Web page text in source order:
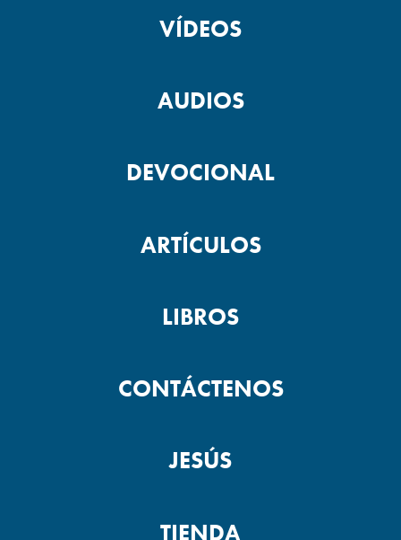
VÍDEOS
AUDIOS
DEVOCIONAL
ARTÍCULOS
LIBROS
CONTÁCTENOS
JESÚS
TIENDA